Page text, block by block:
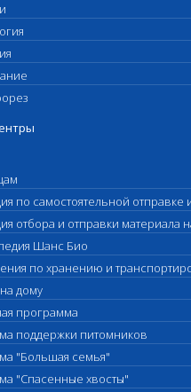
по самостоятельной отправке
отбора и отправки материала
Шанс Био
по хранению и
дому
программа
поддержки питомников
"Большая семья"
"Спасенные хвосты"